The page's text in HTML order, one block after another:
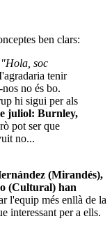
ben clars:
"Hola, soc
tenir
no és bo.
hi sigui per als
juliol: Burnley,
pot ser que
no...
(Mirandés),
(Cultural) han
l'equip més enllà de la
interessant per a ells.